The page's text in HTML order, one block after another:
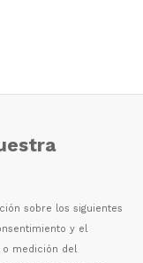
ón sobre los siguientes
y el
o medición del